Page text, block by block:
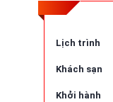
Lịch trình
Khách sạn
Khởi hành